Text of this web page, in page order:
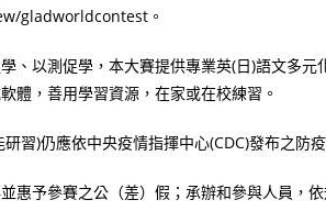
gladworldcontest。
、以測促學，本大賽提供專業英(日)語文多
體，善用學習資源，在家或在校練習。
習)仍應依中央疫情指揮中心(CDC)發布之
惠予參賽之公（差）假；承辦和參與人員，